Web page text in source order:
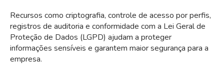
Recursos como criptografia, controle de acesso por perfis,
registros de auditoria e conformidade com a Lei Geral de
Proteção de Dados (LGPD) ajudam a proteger
informações sensíveis e garantem maior segurança para a
empresa.